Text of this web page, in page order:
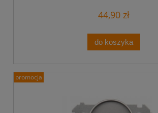
44,90 zł
do koszyka
promocja